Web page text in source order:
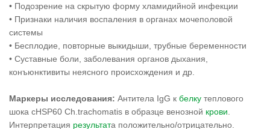
• Подозрение на скрытую форму хламидийной инфекции
• Признаки наличия воспаления в органах мочеполовой
системы
• Бесплодие, повторные выкидыши, трубные беременности
• Суставные боли, заболевания органов дыхания,
конъюнктивиты неясного происхождения и др.
Маркеры исследования: Антитела IgG к белку теплового
шока cHSP60 Ch.trachomatis в образце венозной крови
Интерпретация результата положительно/отрицательно.